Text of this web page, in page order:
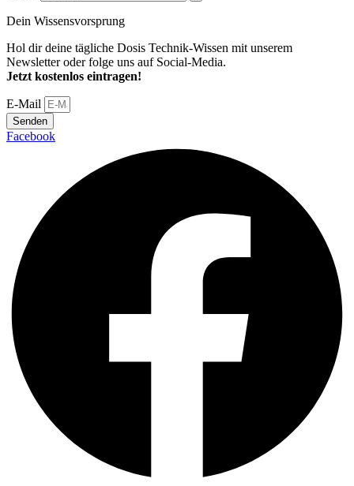
Dein Wissensvorsprung
Hol dir deine tägliche Dosis Technik-Wissen mit unserem
Newsletter oder folge uns auf Social-Media.
Jetzt kostenlos eintragen!
E-Mail
Senden
Facebook